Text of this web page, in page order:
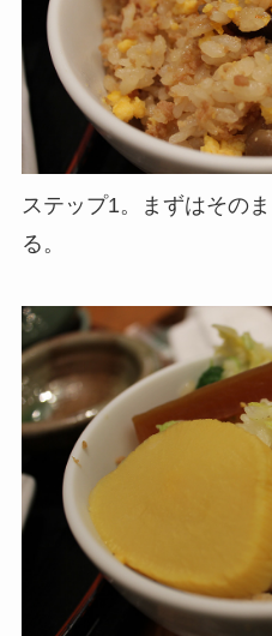
ステップ1。まずはその
る。